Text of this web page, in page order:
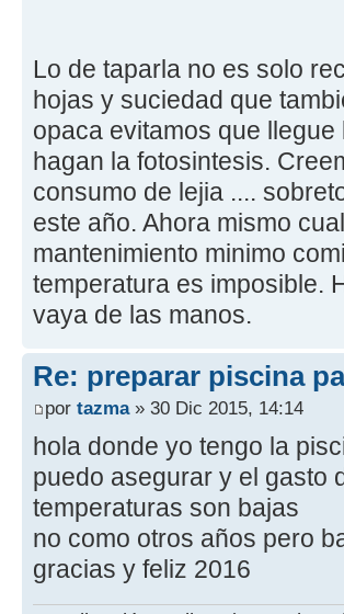
Lo de taparla no es solo
hojas y suciedad que
opaca evitamos que
hagan la fotosintesis.
consumo de lejia ....
este año. Ahora mismo
mantenimiento minimo
temperatura es imposible.
vaya de las manos.
Re: preparar piscina
por tazma» 30 Dic 2015, 14:14
hola donde yo tengo la
puedo asegurar y el gasto
temperaturas son bajas
no como otros años pero
gracias y feliz 2016